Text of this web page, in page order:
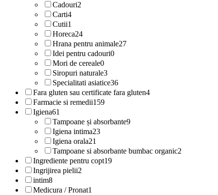
Cadouri2
Carti4
Cutii1
Horeca24
Hrana pentru animale27
Idei pentru cadouri0
Mori de cereale0
Siropuri naturale3
Specialitati asiatice36
Fara gluten sau certificate fara gluten4
Farmacie si remedii159
Igiena61
Tampoane și absorbante9
Igiena intima23
Igiena orala21
Tampoane si absorbante bumbac organic2
Ingrediente pentru copt19
Ingrijirea pielii2
intim8
Medicura / Pronat1